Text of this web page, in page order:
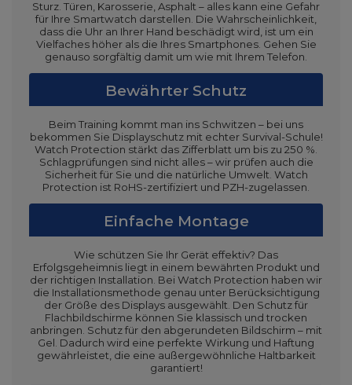
Sturz. Türen, Karosserie, Asphalt – alles kann eine Gefahr
für Ihre Smartwatch darstellen. Die Wahrscheinlichkeit,
dass die Uhr an Ihrer Hand beschädigt wird, ist um ein
Vielfaches höher als die Ihres Smartphones. Gehen Sie
genauso sorgfältig damit um wie mit Ihrem Telefon.
Bewährter Schutz
Beim Training kommt man ins Schwitzen – bei uns
bekommen Sie Displayschutz mit echter Survival-Schule!
Watch Protection stärkt das Zifferblatt um bis zu 250 %.
Schlagprüfungen sind nicht alles – wir prüfen auch die
Sicherheit für Sie und die natürliche Umwelt. Watch
Protection ist RoHS-zertifiziert und PZH-zugelassen.
Einfache Montage
Wie schützen Sie Ihr Gerät effektiv? Das
Erfolgsgeheimnis liegt in einem bewährten Produkt und
der richtigen Installation. Bei Watch Protection haben wir
die Installationsmethode genau unter Berücksichtigung
der Größe des Displays ausgewählt. Den Schutz für
Flachbildschirme können Sie klassisch und trocken
anbringen. Schutz für den abgerundeten Bildschirm – mit
Gel. Dadurch wird eine perfekte Wirkung und Haftung
gewährleistet, die eine außergewöhnliche Haltbarkeit
garantiert!